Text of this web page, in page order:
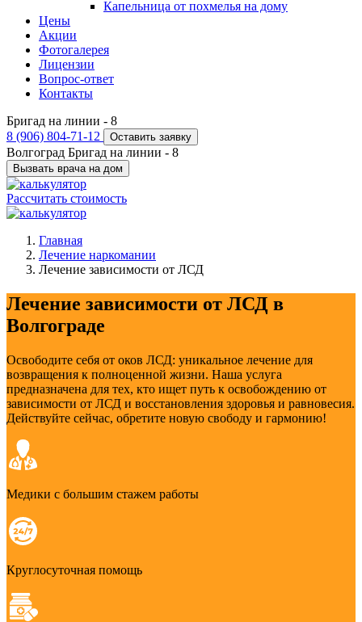
Капельница от похмелья на дому
Цены
Акции
Фотогалерея
Лицензии
Вопрос-ответ
Контакты
Бригад на линии - 8
8 (906) 804-71-12
Оставить заявку
Волгоград Бригад на линии - 8
Вызвать врача на дом
Рассчитать стоимость
Главная
Лечение наркомании
Лечение зависимости от ЛСД
Лечение зависимости от ЛСД в
Волгограде
Освободите себя от оков ЛСД: уникальное лечение для
возвращения к полноценной жизни. Наша услуга
предназначена для тех, кто ищет путь к освобождению от
зависимости от ЛСД и восстановления здоровья и равновесия.
Действуйте сейчас, обретите новую свободу и гармонию!
Медики с большим стажем работы
Круглосуточная помощь